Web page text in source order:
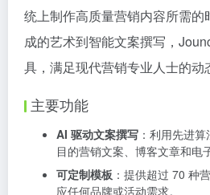
统上制作高质量营销内容所需的
成的艺术到智能文案撰写，
具，满足现代营销专业人士的动
主要功能
AI 驱动文案撰写 ：利用先进
目的营销文案、博客文章和电
可定制模板 ：提供超过 70 种
应任何品牌或活动需求。